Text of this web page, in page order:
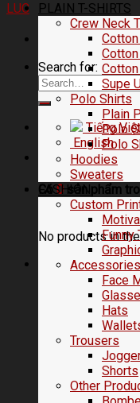
Search for:
Tiếng Việt
English
Có0 sản phẩm
No products in
PLAIN T-SHIRTS
Crew Neck
Supe
Polo Shirts
Plain
Polo
Polo
Hoodies
Sweaters
FASHION
Custom
Funny
Accessories
Face
Hats
Trousers
Shorts
Other